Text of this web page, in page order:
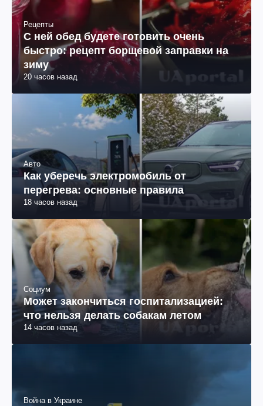
Рецепты
С ней обед будете готовить очень
быстро: рецепт борщевой заправки на
зиму
20 часов назад
Авто
Как уберечь электромобиль от
перегрева: основные правила
18 часов назад
Социум
Может закончиться госпитализацией:
что нельзя делать собакам летом
14 часов назад
Война в Украине